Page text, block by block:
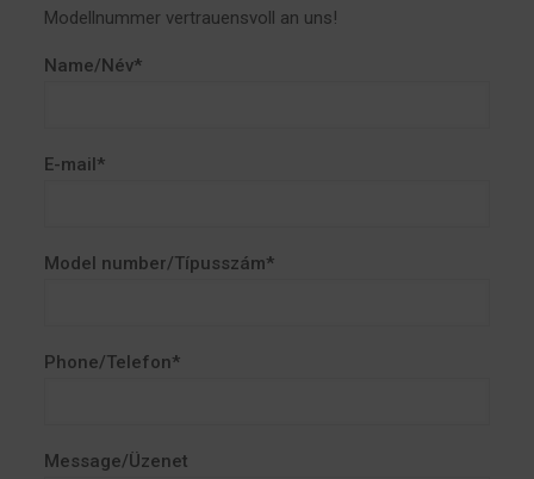
Modellnummer vertrauensvoll an uns!
Name/Név*
E-mail*
Model number/Típusszám*
Phone/Telefon*
Message/Üzenet